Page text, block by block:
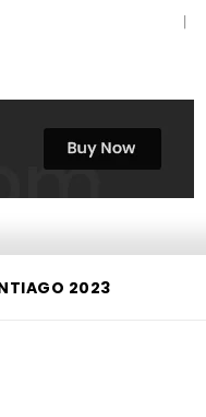
2023